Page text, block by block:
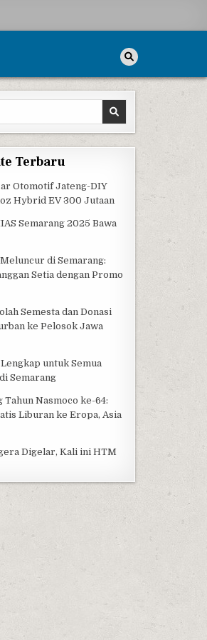
Terbaru
Otomotif Jateng-DIY
Hybrid EV 300 Jutaan
Semarang 2025 Bawa
di Semarang:
Setia dengan Promo
Semesta dan Donasi
ke Pelosok Jawa
untuk Semua
Semarang
Nasmoco ke-64:
Liburan ke Eropa, Asia
Digelar, Kali ini HTM